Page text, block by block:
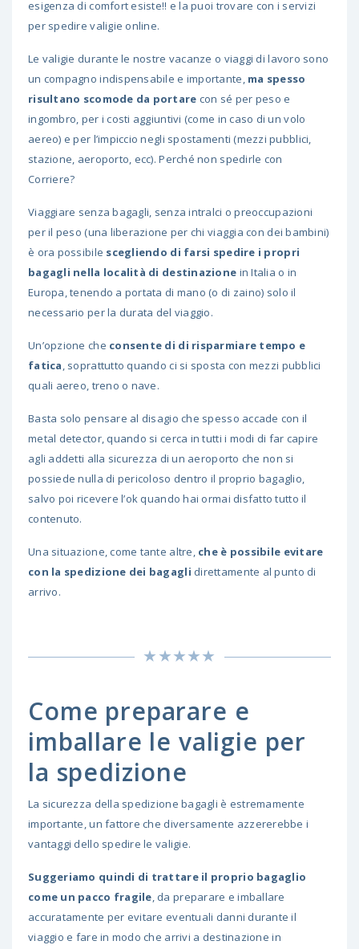
esigenza di comfort esiste!! e la puoi trovare con i servizi
per spedire valigie online.
Le valigie durante le nostre vacanze o viaggi di lavoro sono
un compagno indispensabile e importante, ma spesso
risultano scomode da portare con sé per peso e
ingombro, per i costi aggiuntivi (come in caso di un volo
aereo) e per l’impiccio negli spostamenti (mezzi pubblici,
stazione, aeroporto, ecc). Perché non spedirle con
Corriere?
Viaggiare senza bagagli, senza intralci o preoccupazioni
per il peso (una liberazione per chi viaggia con dei bambini)
è ora possibile scegliendo di farsi spedire i propri
bagagli nella località di destinazione in Italia o in
Europa, tenendo a portata di mano (o di zaino) solo il
necessario per la durata del viaggio.
Un’opzione che consente di di risparmiare tempo e
fatica, soprattutto quando ci si sposta con mezzi pubblici
quali aereo, treno o nave.
Basta solo pensare al disagio che spesso accade con il
metal detector, quando si cerca in tutti i modi di far capire
agli addetti alla sicurezza di un aeroporto che non si
possiede nulla di pericoloso dentro il proprio bagaglio,
salvo poi ricevere l’ok quando hai ormai disfatto tutto il
contenuto.
Una situazione, come tante altre, che è possibile evitare
con la spedizione dei bagagli direttamente al punto di
arrivo.
Come preparare e
imballare le valigie per
la spedizione
La sicurezza della spedizione bagagli è estremamente
importante, un fattore che diversamente azzererebbe i
vantaggi dello spedire le valigie.
Suggeriamo quindi di trattare il proprio bagaglio
come un pacco fragile, da preparare e imballare
accuratamente per evitare eventuali danni durante il
viaggio e fare in modo che arrivi a destinazione in